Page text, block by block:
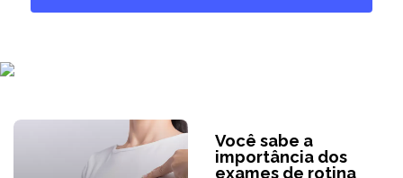
Você sabe a
importância dos
exames de rotina